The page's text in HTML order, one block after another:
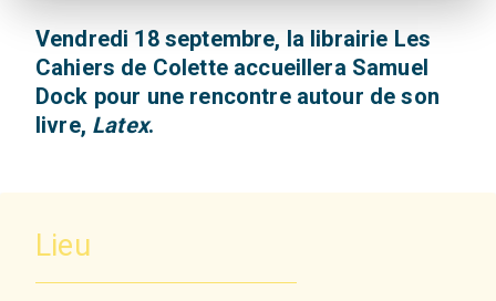
Vendredi 18 septembre, la librairie Les
Cahiers de Colette accueillera Samuel
Dock pour une rencontre autour de son
livre, Latex.
Lieu